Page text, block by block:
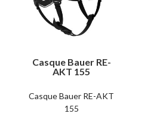
Casque Bauer RE-
AKT 155
Casque Bauer RE-AKT
155